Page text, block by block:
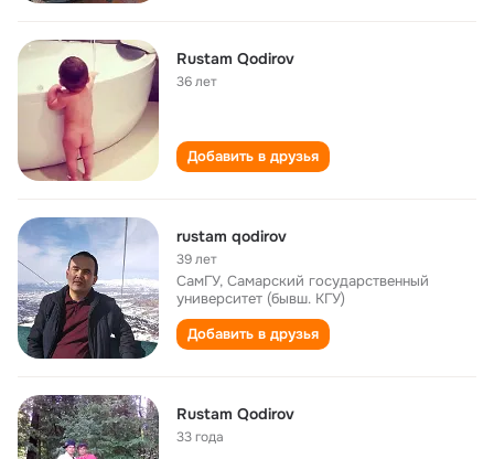
Rustam Qodirov
36 лет
Добавить в друзья
rustam qodirov
39 лет
СамГУ, Самарский государственный
университет (бывш. КГУ)
Добавить в друзья
Rustam Qodirov
33 года